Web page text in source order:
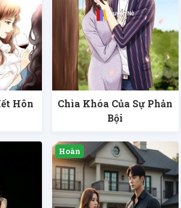
Hôn
Chìa Khóa Của Sự Phản
Bội